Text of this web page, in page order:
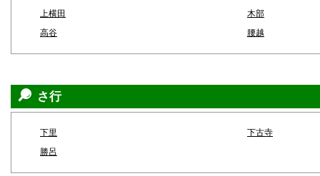
上横田
木部
高谷
腰越
さ行
下里
下古寺
勝呂